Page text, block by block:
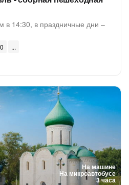
в 14:30, в праздничные дни –
На машине
На микроавтобусе
3 часа